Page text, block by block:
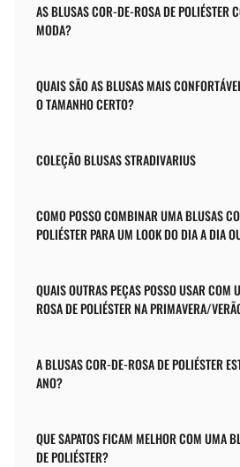
AS BLUSAS COR-DE-ROSA DE POLIÉSTER
MODA?
QUAIS SÃO AS BLUSAS MAIS
O TAMANHO CERTO?
COLEÇÃO BLUSAS STRADIVARIUS
COMO POSSO COMBINAR UMA BLUSAS
POLIÉSTER PARA UM LOOK DO DIA A DIA
QUAIS OUTRAS PEÇAS POSSO USAR COM
ROSA DE POLIÉSTER NA PRIMAVERA/
A BLUSAS COR-DE-ROSA DE POLIÉSTER
ANO?
QUE SAPATOS FICAM MELHOR COM UMA
DE POLIÉSTER?